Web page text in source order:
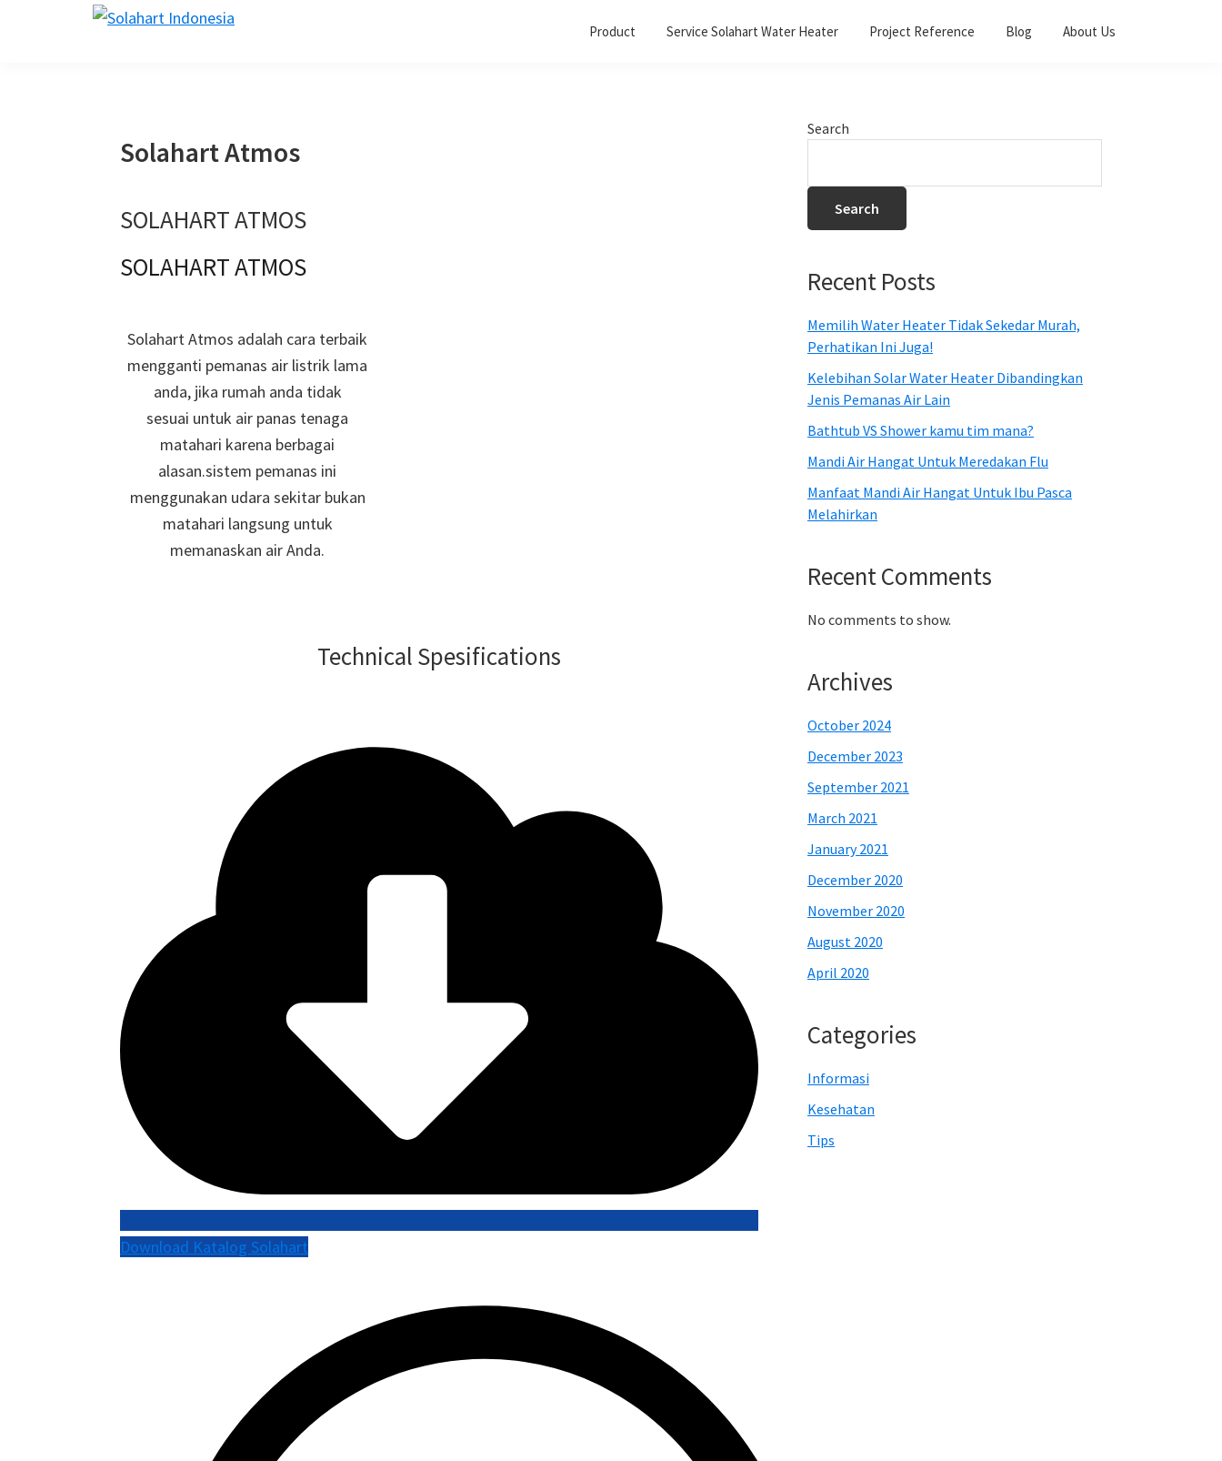
Product Service Solahart Water Heater Project Reference Blog About Us
Solahart Atmos
SOLAHART ATMOS
SOLAHART ATMOS
Solahart Atmos adalah cara terbaik
mengganti pemanas air listrik lama
anda, jika rumah anda tidak
sesuai untuk air panas tenaga
matahari karena berbagai
alasan.sistem pemanas ini
menggunakan udara sekitar bukan
matahari langsung untuk
memanaskan air Anda.
Technical Spesifications
Download Katalog Solahart
Primary
Search
Search
Recent Posts
Memilih Water Heater Tidak Sekedar Murah,
Perhatikan Ini Juga!
Kelebihan Solar Water Heater Dibandingkan
Jenis Pemanas Air Lain
Bathtub VS Shower kamu tim mana?
Mandi Air Hangat Untuk Meredakan Flu
Manfaat Mandi Air Hangat Untuk Ibu Pasca
Melahirkan
Recent Comments
No comments to show.
Archives
October 2024
December 2023
September 2021
March 2021
January 2021
December 2020
November 2020
August 2020
April 2020
Categories
Informasi
Kesehatan
Tips